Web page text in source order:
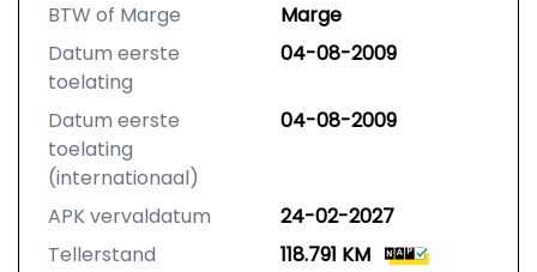
BTW of Marge
Marge
Datum eerste
toelating
04-08-2009
Datum eerste
toelating
(internationaal)
04-08-2009
APK vervaldatum
24-02-2027
Tellerstand
118.791 KM